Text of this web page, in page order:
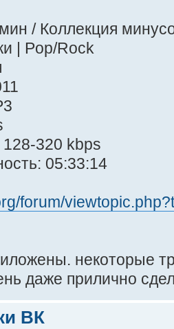
/ Коллекция
| Pop/Rock
128-320 kbps
05:33:14
forum/
некоторые
даже прилично
ВК